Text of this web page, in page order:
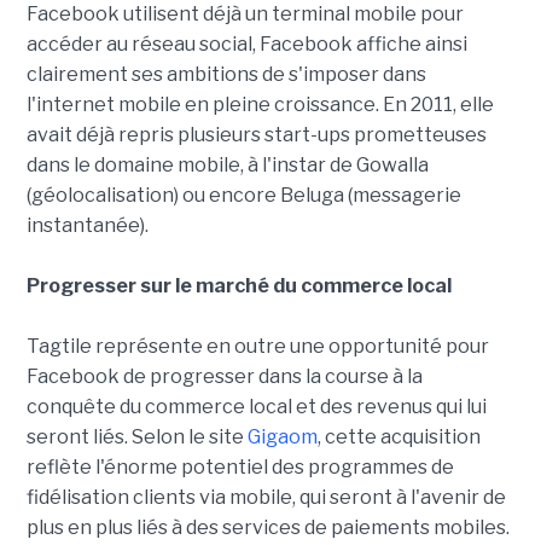
Facebook utilisent déjà un terminal mobile pour
accéder au réseau social, Facebook affiche ainsi
clairement ses ambitions de s'imposer dans
l'internet mobile en pleine croissance. En 2011, elle
avait déjà repris plusieurs start-ups prometteuses
dans le domaine mobile, à l'instar de Gowalla
(géolocalisation) ou encore Beluga (messagerie
instantanée).
Progresser sur le marché du commerce local
Tagtile représente en outre une opportunité pour
Facebook de progresser dans la course à la
conquête du commerce local et des revenus qui lui
seront liés. Selon le site Gigaom, cette acquisition
reflète l'énorme potentiel des programmes de
fidélisation clients via mobile, qui seront à l'avenir de
plus en plus liés à des services de paiements mobiles.